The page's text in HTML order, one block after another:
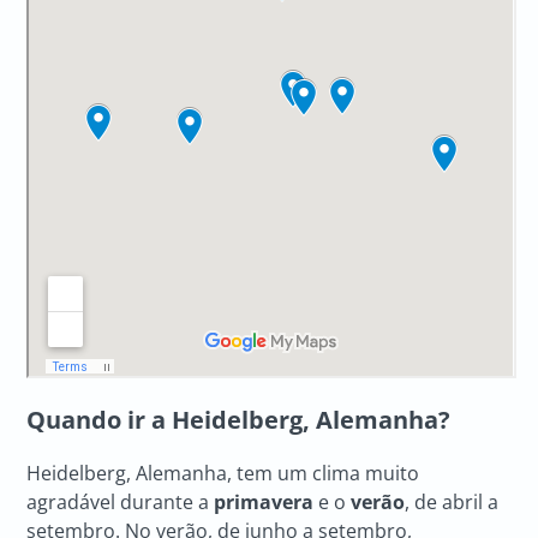
Quando ir a Heidelberg, Alemanha?
Heidelberg, Alemanha, tem um clima muito
agradável durante a primavera e o verão, de abril a
setembro. No verão, de junho a setembro,